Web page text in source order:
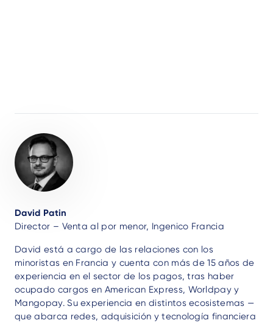
David Patin
Director – Venta al por menor, Ingenico Francia
David está a cargo de las relaciones con los
minoristas en Francia y cuenta con más de 15 años de
experiencia en el sector de los pagos, tras haber
ocupado cargos en American Express, Worldpay y
Mangopay. Su experiencia en distintos ecosistemas —
que abarca redes, adquisición y tecnología financiera